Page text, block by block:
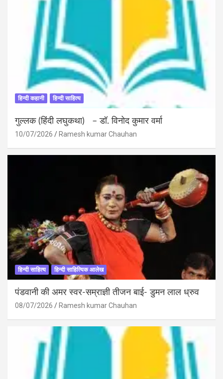
हिन्दी कहानी हिन्दी साहित्य
गुल्लक (हिंदी लघुकथा) – डॉ. विनोद कुमार वर्मा
10/07/2026 Ramesh kumar Chauhan
हिन्दी साहित्य हिन्दी साहित्यिक आलेख
पंडवानी की अमर स्वर-सम्राज्ञी तीजन बाई- डुमन लाल ध्रुव
08/07/2026 Ramesh kumar Chauhan